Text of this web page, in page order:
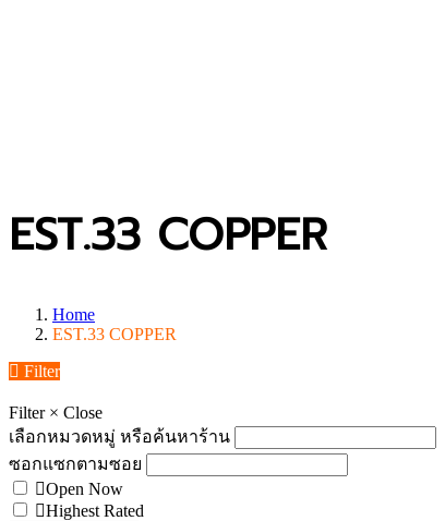
EST.33 COPPER
Home
EST.33 COPPER
Filter
Filter × Close
เลือกหมวดหมู่ หรือค้นหาร้าน
ซอกแซกตามซอย
Open Now
Highest Rated